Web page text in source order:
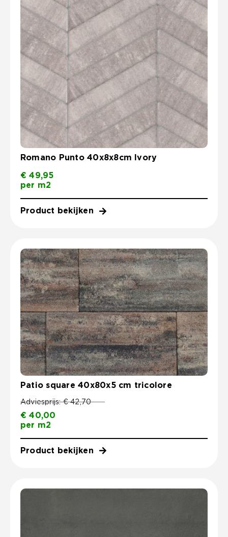
Romano Punto 40x8x8cm Ivory
€ 49,95
per m2
Product bekijken
Patio square 40x80x5 cm tricolore
Adviesprijs:€42,70
€ 40,00
per m2
Product bekijken